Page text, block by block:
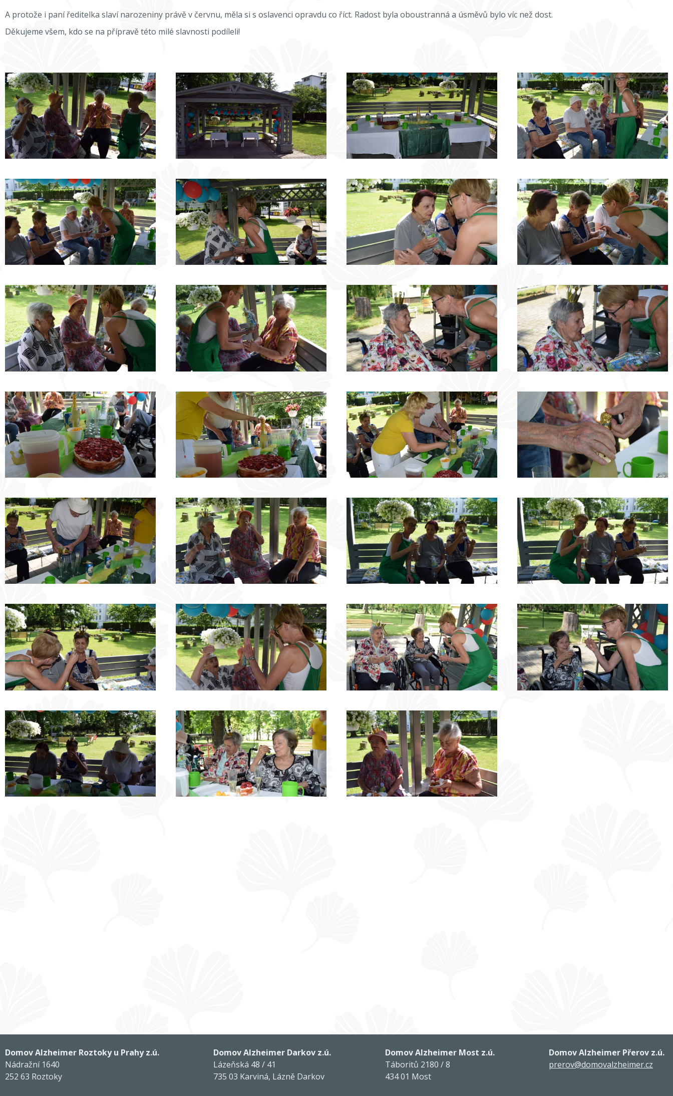
A protože i paní ředitelka slaví narozeniny právě v červnu, měla si s oslavenci opravdu co říct. Radost byla oboustranná a úsměvů bylo víc než dost.
Děkujeme všem, kdo se na přípravě této milé slavnosti podíleli!
Domov Alzheimer Roztoky u Prahy z.ú.
Nádražní 1640
252 63 Roztoky
Domov Alzheimer Darkov z.ú.
Lázeňská 48 / 41
735 03 Karviná, Lázně Darkov
Domov Alzheimer Most z.ú.
Táboritů 2180 / 8
434 01 Most
Domov Alzheimer Přerov z.ú.
prerov@domovalzheimer.cz